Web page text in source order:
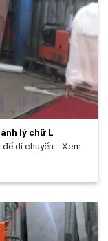
lý chữ L
di chuyển... Xem